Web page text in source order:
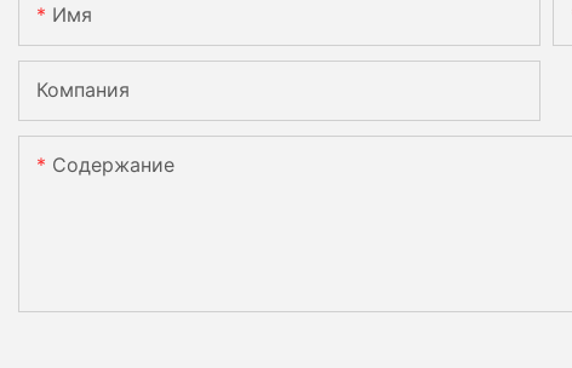
Имя
Компания
Содержание